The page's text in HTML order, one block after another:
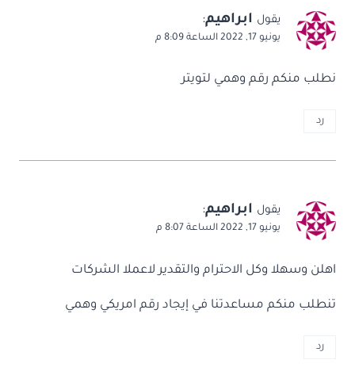
يقول ابراهيم:
يونيو 17, 2022 الساعة 8:09 م
نطلب منكم رقم وهمي لتويتر
رد
يقول ابراهيم:
يونيو 17, 2022 الساعة 8:07 م
اهلن وسهلا وكل الاحترام والتقدير لاعملا الشركات
تنطلب منكم مساعدتنا في إيجاد رقم امريكي وهمي
رد